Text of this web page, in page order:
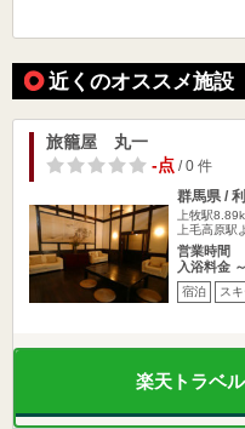
近くのオススメ施設
旅籠屋 丸一
-点/ 0 件
群馬県 /
上牧駅
上毛高原駅
営業時間
入浴料金 ～
宿泊 ス
楽天トラベ